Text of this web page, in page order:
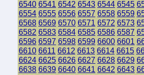
6540 6541 6542 6543 6544 6545
6554 6555 6556 6557 6558 6559
6568 6569 6570 6571 6572 6573
6582 6583 6584 6585 6586 6587
6596 6597 6598 6599 6600 6601
6610 6611 6612 6613 6614 6615
6624 6625 6626 6627 6628 6629
6638 6639 6640 6641 6642 6643